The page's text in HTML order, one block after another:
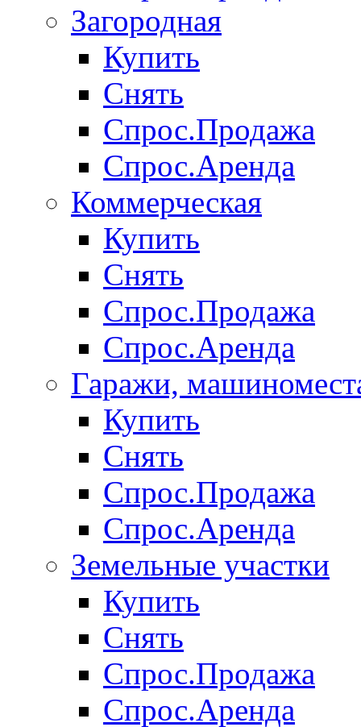
Загородная
Купить
Снять
Спрос.Продажа
Спрос.Аренда
Коммерческая
Купить
Снять
Спрос.Продажа
Спрос.Аренда
Гаражи,
Купить
Снять
Спрос.Продажа
Спрос.Аренда
Земельные участки
Купить
Снять
Спрос.Продажа
Спрос.Аренда